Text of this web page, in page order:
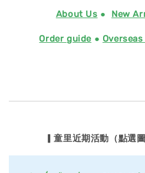
About Us ● New
Order guide ●
▎童里近期活動（點選